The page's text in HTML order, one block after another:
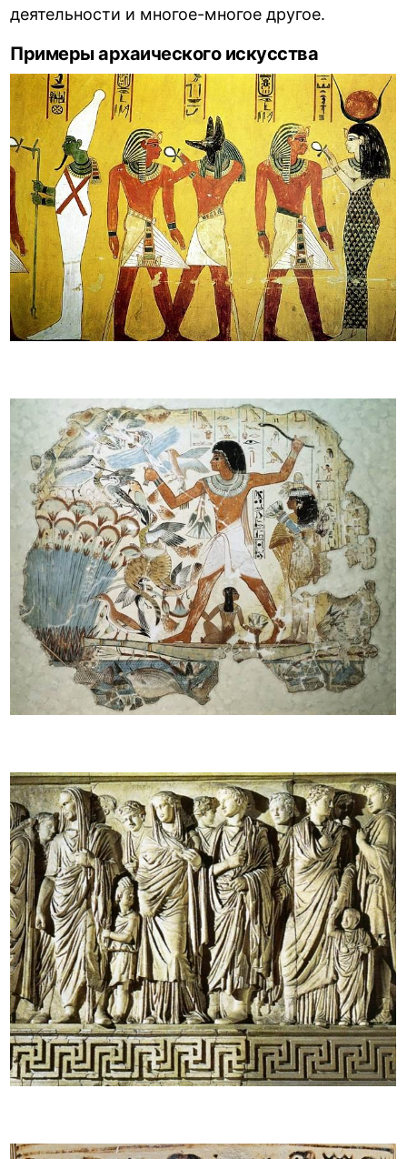
деятельности и многое-многое другое.
Примеры архаического искусства